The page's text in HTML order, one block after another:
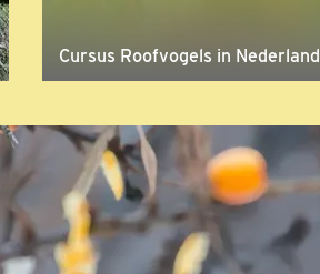
Cursus Roofvogels in Nederland